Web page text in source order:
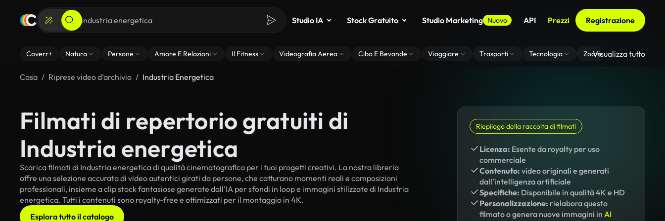
Studio IA Stock Gratuito Studio Marketing Nuovo API Prezzi Registrazione
Coverr+ Natura Persone Amore E Relazioni Il Fitness Videografia Aerea Cibo E Bevande Viaggiare Trasporti Tecnologia Zoom Di Sfondo Virtuale
Visualizza tutto
Casa Riprese video d’archivio Industria Energetica
Filmati di repertorio gratuiti di
Industria energetica
Scarica filmati di Industria energetica di qualità cinematografica per i tuoi progetti creativi. La nostra libreria
offre una selezione accurata di video autentici girati da persone, che catturano momenti reali e composizioni
professionali, insieme a clip stock fantasiose generate dall'IA per sfondi in loop e immagini stilizzate di Industria
energetica. Tutti i contenuti sono royalty-free e ottimizzati per il montaggio in 4K.
Esplora tutto il catalogo
Riepilogo della raccolta di filmati
Licenza: Esente da royalty per uso
commerciale
Contenuto: video originali e generati
dall'intelligenza artificiale
Specifiche: Disponibile in qualità 4K e HD
Personalizzazione: rielabora questo
filmato o genera nuove immagini in AI